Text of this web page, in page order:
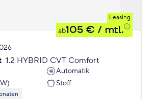
Leasing
ab105 € / mtl.
1.2 HYBRID CVT Comfort
Automatik
Stoff